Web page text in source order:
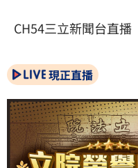
CH54三立新聞台直播
現正直播